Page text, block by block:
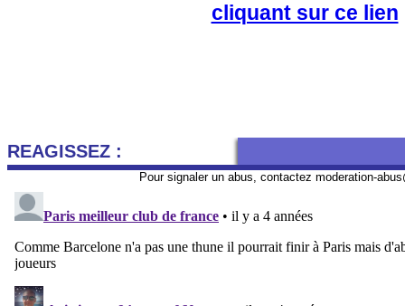
cliquant sur ce lien
REAGISSEZ :
Pour signaler un abus, contactez moderation-